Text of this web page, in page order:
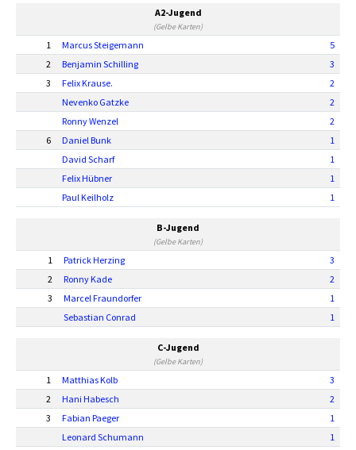
A2-Jugend
(Gelbe Karten)
1 Marcus Steigemann
5
2
Benjamin Schilling
3
3
Felix Krause.
2
Nevenko Gatzke
2
Ronny Wenzel
2
6
Daniel Bunk
1
David Scharf
1
Felix Hübner
1
Paul Keilholz
1
B-Jugend
(Gelbe Karten)
1 Patrick Herzing
3
2
Ronny Kade
2
3
Marcel Fraundorfer
1
Sebastian Conrad
1
C-Jugend
(Gelbe Karten)
1 Matthias Kolb
3
2
Hani Habesch
2
3
Fabian Paeger
1
Leonard Schumann
1